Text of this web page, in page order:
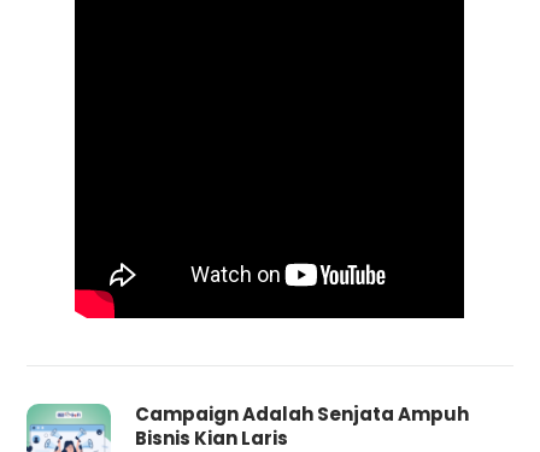
Campaign Adalah Senjata Ampuh
Bisnis Kian Laris